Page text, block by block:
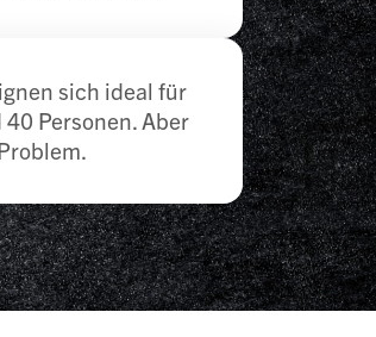
sich ideal für
Personen. Aber